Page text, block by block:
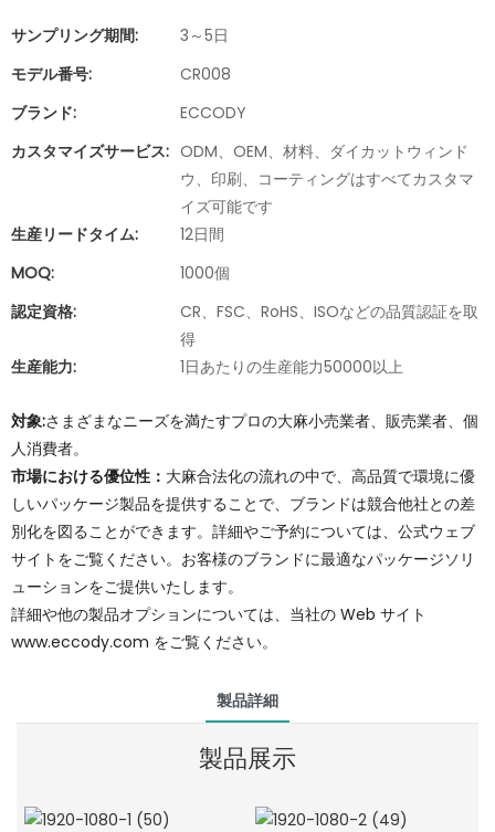
対象:さまざまなニーズを満たすプロの大麻小売業者、販売業者、個
人消費者。
市場における優位性： 大麻合法化の流れの中で、高品質で環境に優
しいパッケージ製品を提供することで、ブランドは競合他社との差
別化を図ることができます。詳細やご予約については、公式ウェブ
サイトをご覧ください。お客様のブランドに最適なパッケージソリ
ューションをご提供いたします。
詳細や他の製品オプションについては、当社の Web サイト
www.eccody.com をご覧ください。
サンプリング期間:
3～5日
モデル番号:
CR008
ブランド:
ECCODY
カスタマイズサービス: ODM、OEM、材料、ダイカットウィンド
ウ、印刷、コーティングはすべてカスタマ
イズ可能です
生産リードタイム:
12日間
MOQ:
1000個
認定資格:
CR、FSC、RoHS、ISOなどの品質認証を取
得
生産能力:
1日あたりの生産能力50000以上
製品詳細
製品展示